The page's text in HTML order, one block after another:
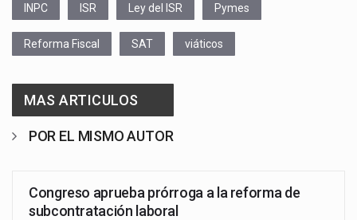
INPC ISR Ley del ISR Pymes
Reforma Fiscal SAT viáticos
MAS ARTICULOS
POR EL MISMO AUTOR
Congreso aprueba prórroga a la reforma de
subcontratación laboral